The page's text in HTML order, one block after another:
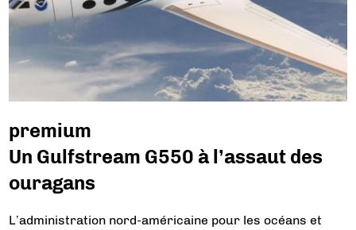
premium
Un Gulfstream G550 à l’assaut des
ouragans
L’administration nord-américaine pour les océans et